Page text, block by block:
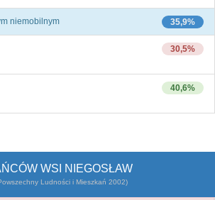
35,9%
niemobilnym
30,5%
40,6%
WSI NIEGOSŁAW
Ludności i Mieszkań 2002)